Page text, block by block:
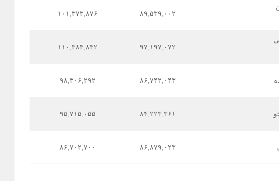
۸۹,۵۳۹,۰۰۲ ۱۰۱,۳۷۳,۸۷۶
۹۷,۱۹۷,۰۷۲ ۱۱۰,۳۸۴,۸۴۲
۸۶,۷۴۲,۰۴۳ ۹۸,۳۰۶,۲۹۲
۸۴,۲۲۳,۳۶۱ ۹۵,۷۱۵,۰۵۵
۸۶,۸۷۹,۰۲۳ ۸۶,۷۰۲,۷۰۰